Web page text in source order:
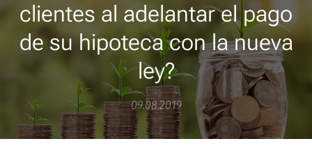
clientes al adelantar el pago
de su hipoteca con la nueva
ley?
09.08.2019